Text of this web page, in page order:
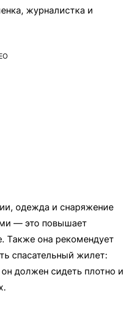
журналистка и
одежда и снаряжение
— это повышает
Также она рекомендует
спасательный жилет:
должен сидеть плотно и